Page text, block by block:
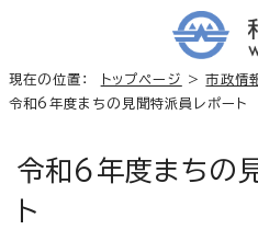
現在の位置： トップページ >市政情
令和6年度まちの見聞特派員レポート
令和6年度まちの
ト